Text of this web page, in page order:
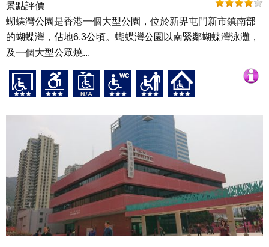
景點評價
蝴蝶灣公園是香港一個大型公園，位於新界屯門新市鎮南部
的蝴蝶灣，佔地6.3公頃。蝴蝶灣公園以南緊鄰蝴蝶灣泳灘，
及一個大型公眾燒...